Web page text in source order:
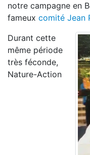
notre campagne en
fameux comité Jean
Durant cette
même période
très féconde,
Nature-Action